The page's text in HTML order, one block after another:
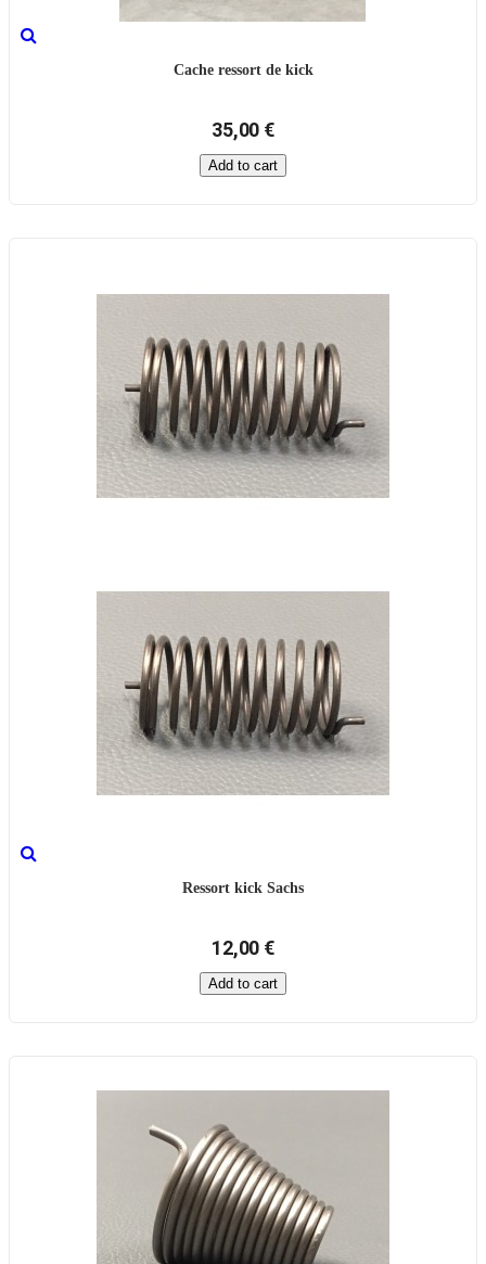
Cache ressort de kick
35,00 €
Add to cart
Ressort kick Sachs
12,00 €
Add to cart